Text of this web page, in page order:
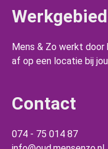
Werkgebied
Mens & Zo werkt door
af op een locatie bij
Contact
074 - 75 014 87